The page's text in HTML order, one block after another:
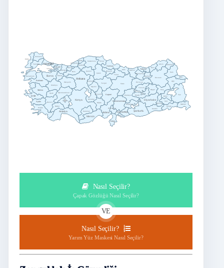
Adana
Adıyaman
Afyonkarahisar
Aksaray
Amasya
Ankara
Antalya
Ardahan
Artvin
Aydın
Ağrı
Balıkesir
Bartın
Batman
Bayburt
Bilecik
Bingöl
Bitlis
Bolu
Burdur
Bursa
Denizli
Diyarbakır
Düzce
Edirne
Elazığ
Erzincan
Erzurum
Eskişehir
Gaziantep
Giresun
Gümüşhane
Hakkâri
Hatay
Isparta
Istanbul
Iğdır
İzmir
Kahramanmaraş
Karabük
Karaman
Kars
Kastamonu
Kayseri
Kilis
Kocaeli
Konya
Kütahya
Kırklareli
Kırıkkale
Kırşehir
Malatya
Manisa
Mardin
Mersin
Muğla
Muş
Nevşehir
Niğde
Ordu
Osmaniye
Rize
Sakarya
Samsun
Siirt
Sinop
Sivas
Tekirdağ
Tokat
Trabzon
Tunceli
Uşak
Van
Yalova
Yozgat
Zonguldak
Çanakkale
Çankırı
Çorum
Şanlıurfa
Şırnak
Nasıl Seçilir?
Çapak Gözlüğü Nasıl Seçilir?
VE
Nasıl Seçilir?
Yarım Yüz Maskesi Nasıl Seçilir?